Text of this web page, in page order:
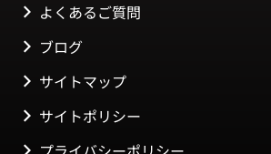
よくあるご質問
ブログ
サイトマップ
サイトポリシー